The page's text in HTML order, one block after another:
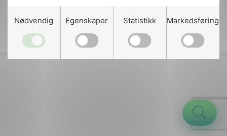
Nødvendig Egenskaper Statistikk Markedsføring